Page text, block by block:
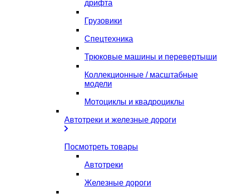
дрифта
Грузовики
Спецтехника
Трюковые машины и перевертыши
Коллекционные / масштабные
модели
Мотоциклы и квадроциклы
Автотреки и железные дороги
Посмотреть товары
Автотреки
Железные дороги